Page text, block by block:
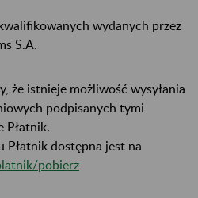
wydanych przez
S.A.
że istnieje możliwość wysyłania
podpisanych tymi
Płatnik.
Płatnik dostępna jest na
pobierz